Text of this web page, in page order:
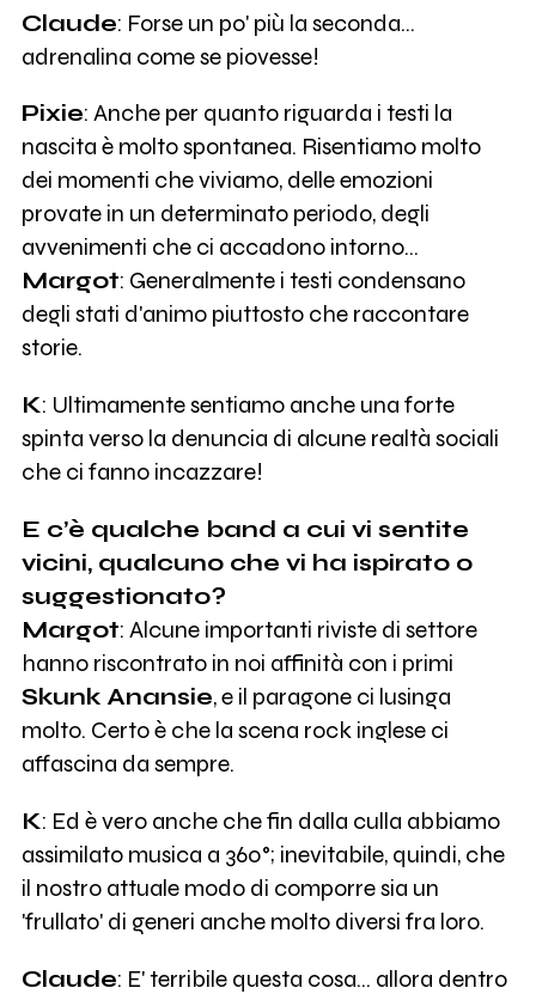
Claude: Forse un po' più la seconda…
adrenalina come se piovesse!
Pixie: Anche per quanto riguarda i testi la
nascita è molto spontanea. Risentiamo molto
dei momenti che viviamo, delle emozioni
provate in un determinato periodo, degli
avvenimenti che ci accadono intorno…
Margot: Generalmente i testi condensano
degli stati d'animo piuttosto che raccontare
storie.
K: Ultimamente sentiamo anche una forte
spinta verso la denuncia di alcune realtà sociali
che ci fanno incazzare!
E c’è qualche band a cui vi sentite
vicini, qualcuno che vi ha ispirato o
suggestionato?
Margot: Alcune importanti riviste di settore
hanno riscontrato in noi affinità con i primi
Skunk Anansie, e il paragone ci lusinga
molto. Certo è che la scena rock inglese ci
affascina da sempre.
K: Ed è vero anche che fin dalla culla abbiamo
assimilato musica a 360°; inevitabile, quindi, che
il nostro attuale modo di comporre sia un
'frullato' di generi anche molto diversi fra loro.
Claude: E' terribile questa cosa… allora dentro